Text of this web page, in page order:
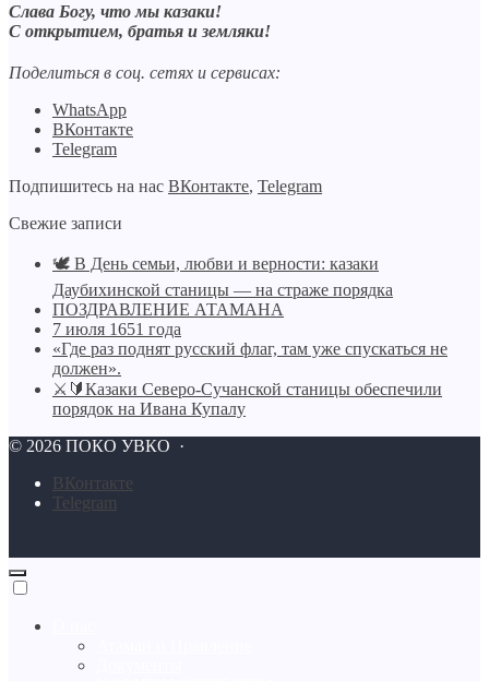
Слава Богу, что мы казаки!
С открытием, братья и земляки!
Поделиться в соц. сетях и сервисах:
WhatsApp
ВКонтакте
Telegram
Подпишитесь на нас ВКонтакте, Telegram
Свежие записи
🕊️ В День семьи, любви и верности: казаки
Даубихинской станицы — на страже порядка
ПОЗДРАВЛЕНИЕ АТАМАНА
7 июля 1651 года
«Где раз поднят русский флаг, там уже спускаться не
должен».
⚔🔰Казаки Северо-Сучанской станицы обеспечили
порядок на Ивана Купалу
© 2026 ПОКО УВКО ·
BКонтакте
Telegram